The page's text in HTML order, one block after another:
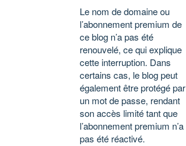
Le nom de domaine ou
l’abonnement premium de
ce blog n’a pas été
renouvelé, ce qui explique
cette interruption. Dans
certains cas, le blog peut
également être protégé par
un mot de passe, rendant
son accès limité tant que
l’abonnement premium n’a
pas été réactivé.